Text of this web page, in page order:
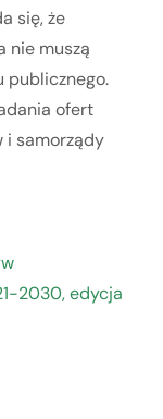
się, że
nie muszą
publicznego.
ofert
i samorządy
2030, edycja